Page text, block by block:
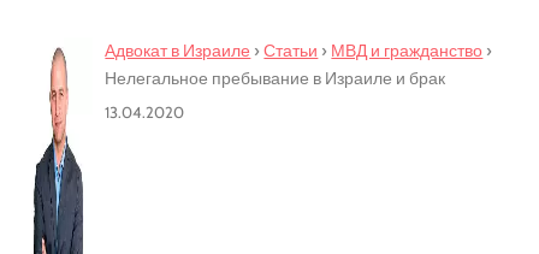
Адвокат в Израиле ›Статьи › МВД и гражданство ›
Нелегальное пребывание в Израиле и брак
13.04.2020